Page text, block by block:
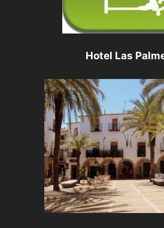
Hotel Las